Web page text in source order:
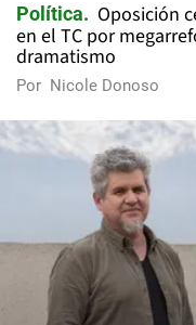
Política
Oposición
en el TC por
dramatismo
Por Nicole Donoso